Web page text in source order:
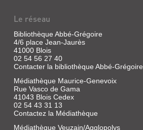
DE
BLOIS
À
Le réseau
Bibliothèque Abbé-Grégoire
4/6 place Jean-Jaurès
41000 Blois
02 54 56 27 40
Contacter la bibliothèque Abbé-Grégoire
Médiathèque Maurice-Genevoix
Rue Vasco de Gama
41043 Blois Cedex
02 54 43 31 13
Contactez la Médiathèque
Médiathèque Veuzain/Agglopolys